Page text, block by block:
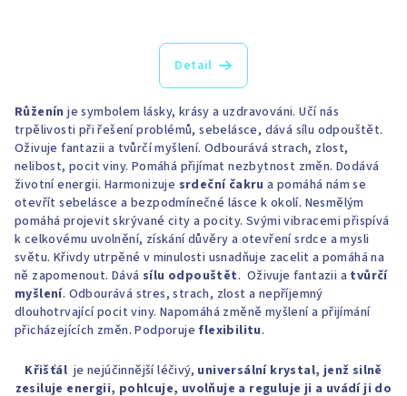
Detail
Růženínje symbolem lásky, krásy a uzdravováni. Učí nás
trpělivosti při řešení problémů, sebelásce, dává sílu odpouštět.
Oživuje fantazii a tvůrčí myšlení. Odbourává strach, zlost,
nelibost, pocit viny. Pomáhá přijímat nezbytnost změn. Dodává
životní energii. Harmonizuje srdeční čakru a pomáhá nám se
otevřít sebelásce a bezpodmínečné lásce k okolí. Nesmělým
pomáhá projevit skrývané city a pocity. Svými vibracemi přispívá
k celkovému uvolnění, získání důvěry a otevření srdce a mysli
světu. Křivdy utrpěné v minulosti usnadňuje zacelit a pomáhá na
ně zapomenout. Dává sílu odpouštět. Oživuje fantazii a tvůrčí
myšlení. Odbourává stres, strach, zlost a nepříjemný
dlouhotrvající pocit viny. Napomáhá změně myšlení a přijímání
přicházejících změn. Podporuje flexibilitu.
Křišťál je nejúčinnější léčivý, universální krystal, jenž silně
zesiluje energii, pohlcuje, uvolňuje a reguluje ji a uvádí ji do